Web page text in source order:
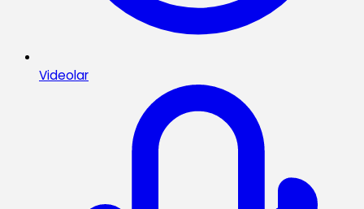
Videolar